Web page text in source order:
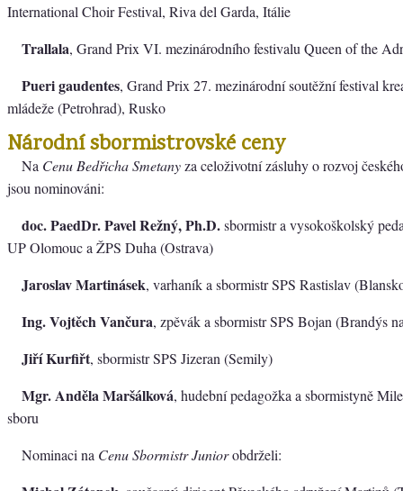
International Choir Festival, Riva del Garda, Itálie
Trallala, Grand Prix VI. mezinárodního festivalu Queen of the
Pueri gaudentes, Grand Prix 27. mezinárodní soutěžní festival
mládeže (Petrohrad), Rusko
Národní sbormistrovské ceny
Na Cenu Bedřicha Smetanyza celoživotní zásluhy o rozvoj
jsou nominováni:
doc. PaedDr. Pavel Režný, Ph.D.sbormistr a vysokoškolský
UP Olomouc a ŽPS Duha (Ostrava)
Jaroslav Martinásek, varhaník a sbormistr SPS Rastislav
Ing. Vojtěch Vančura, zpěvák a sbormistr SPS Bojan (Brandýs
Jiří Kurfiřt, sbormistr SPS Jizeran (Semily)
Mgr. Anděla Maršálková, hudební pedagožka a sbormistyně
sboru
Nominaci na Cenu Sbormistr Juniorobdrželi: